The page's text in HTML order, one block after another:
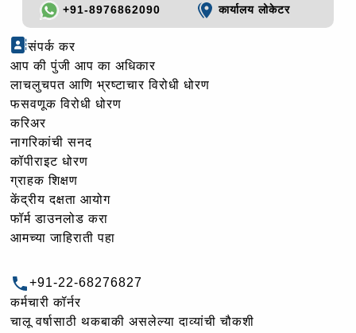
+91-8976862090 कार्यालय लोकेटर
संपर्क कर
आप की पुंजी आप का अधिकार
लाचलुचपत आणि भ्रष्टाचार विरोधी धोरण
फसवणूक विरोधी धोरण
करिअर
नागरिकांची सनद
कॉपीराइट धोरण
ग्राहक शिक्षण
केंद्रीय दक्षता आयोग
फॉर्म डाउनलोड करा
आमच्या जाहिराती पहा
+91-22-68276827
कर्मचारी कॉर्नर
चालू वर्षासाठी थकबाकी असलेल्या दाव्यांची चौकशी